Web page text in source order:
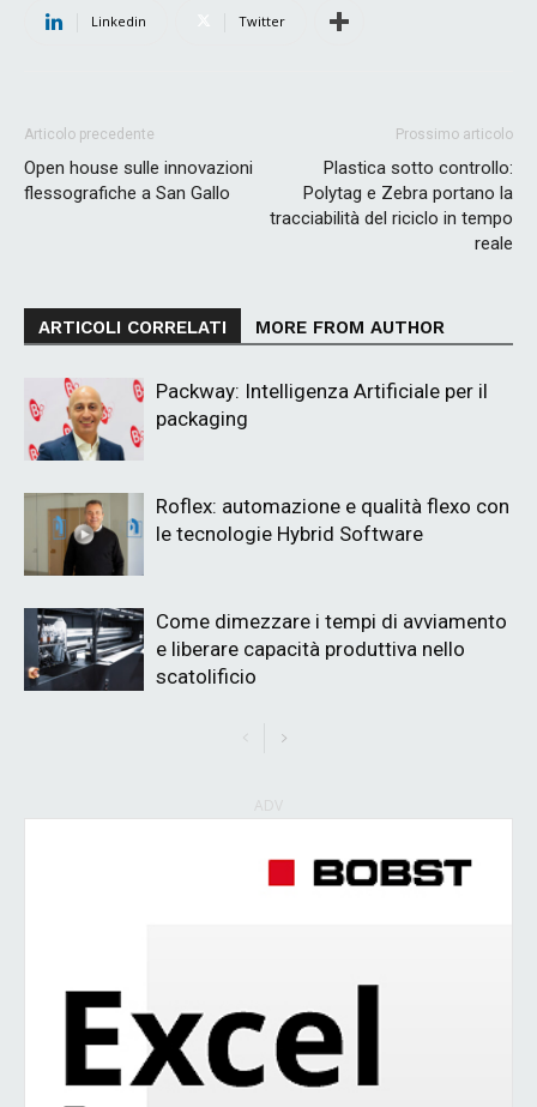
Linkedin Twitter
Articolo precedente
Open house sulle innovazioni
flessografiche a San Gallo
Prossimo articolo
Plastica sotto controllo:
Polytag e Zebra portano la
tracciabilità del riciclo in tempo
reale
ARTICOLI CORRELATI MORE FROM AUTHOR
Packway: Intelligenza Artificiale per il
packaging
Roflex: automazione e qualità flexo con
le tecnologie Hybrid Software
Come dimezzare i tempi di avviamento
e liberare capacità produttiva nello
scatolificio